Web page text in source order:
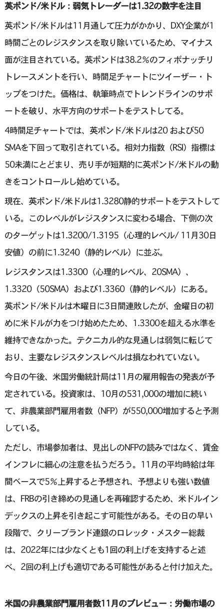
英ポンド/米ドル：弱気トレーダーは1.32の数字を注目
英ポンド/米ドルは11月通して圧力がかかり、DXY企業が1
時間ごとのレジスタンスを取り除いているため、マイナス
面が注目されている。英ポンドは38.2％のフィボナッチリ
トレースメントを行い、時間足チャートにツイーザー・ト
ップをつけた。価格は、執筆時点でトレンドラインのサポ
ートを破り、水平方向のサポートをテストしてる。
4時間足チャートでは、英ポンド/米ドルは20 および50
SMAを下回って取引されている。相対力指数（RSI）指標は
50未満にとどまり、売り手が短期的に英ポンド/米ドルの動
きをコントロールし始めている。
現在、英ポンド/米ドルは1.3280静的サポートをテストして
いる。このレベルがレジスタンスに変わる場合、下側の次
のターゲットは1.3200/1.3195（心理的レベル/ 11月30日
安値）の前に1.3240（静的レベル）に並ぶ。
レジスタンスは1.3300（心理的レベル、20SMA）、
1.3320（50SMA）および1.3360（静的レベル）にある。
英ポンド/米ドルは木曜日に3日間連敗したが、金曜日の初
めに米ドルが力をつけ始めたため、1.3300を超える水準を
維持できなかった。テクニカル的な見通しは弱気に転じて
おり、主要なレジスタンスレベルは損なわれていない。
今日の午後、米国労働統計局は11月の雇用報告の発表が予
定されている。投資家は、10月の531,000の増加に続い
て、非農業部門雇用者数（NFP）が550,000増加すると予測
している。
ただし、市場参加者は、見出しのNFPの読みではなく、賃金
インフレに細心の注意を払うだろう。11月の平均時給は年
間ベースで5％上昇すると予想され、予想よりも強い数値
は、FRBの引き締めの見通しを再確認するため、米ドルイン
デックスの上昇を引き起こす可能性がある。その日の早い
段階で、クリーブランド連銀のロレッタ・メスター総裁
は、2022年には少なくとも1回の利上げを支持すると述
べ、2回の利上げも適切である可能性があると付け加えた。
米国の非農業部門雇用者数11月のプレビュー：労働市場の